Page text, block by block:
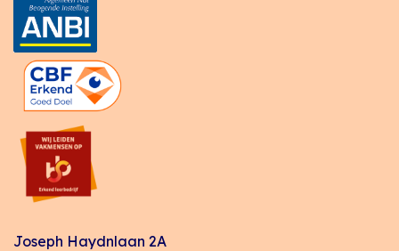
Joseph Haydnlaan 2A